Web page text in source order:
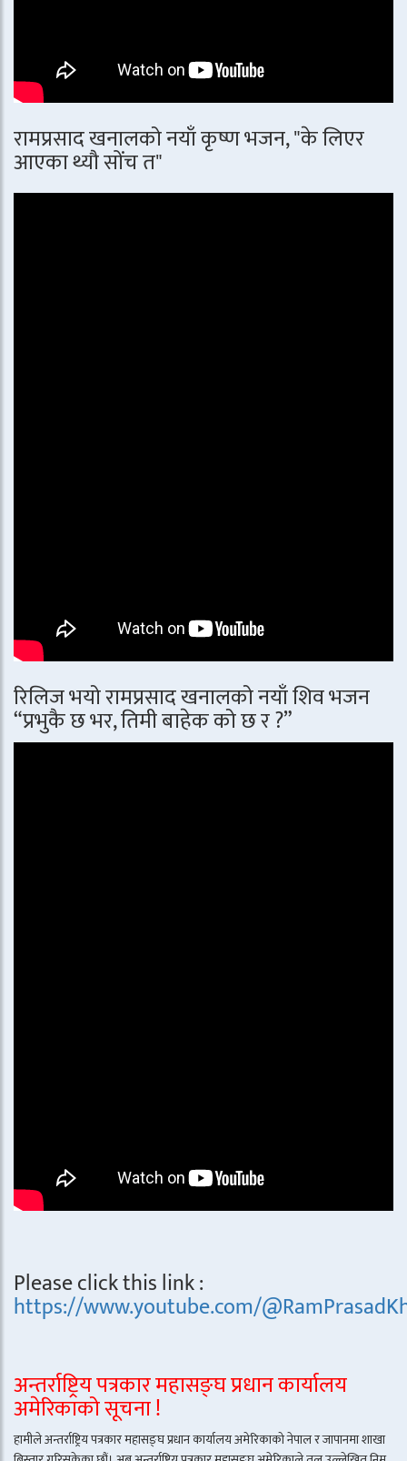
रामप्रसाद खनालको नयाँ कृष्ण भजन, "के लिएर
आएका थ्यौ सोंच त"
रिलिज भयो रामप्रसाद खनालको नयाँ शिव भजन
“प्रभुकै छ भर, तिमी बाहेक को छ र ?”
Please click this link :
https://www.youtube.com/
अन्तर्राष्ट्रिय पत्रकार महासङ्घ प्रधान कार्यालय
अमेरिकाको सूचना !
हामीले अन्तर्राष्ट्रिय पत्रकार महासङ्घ प्रधान कार्यालय अमेरिकाको नेपाल र जापानमा शाखा